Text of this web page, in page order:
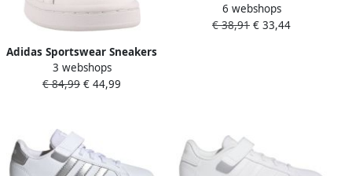
Adidas Sportswear Sneakers
GRAND COURT 2.0 SCHOEN
Design geïnspireerd op de
3 webshops
€ 84,99 € 44,99
Court 2.0 sneakers zwart
wit Imitatieleer 33 1 2
6 webshops
€ 38,91 € 33,44